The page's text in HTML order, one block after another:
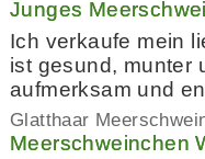
Junges
Ich verkaufe mein
ist gesund, munter
aufmerksam und
Glatthaar
Meerschweinchen